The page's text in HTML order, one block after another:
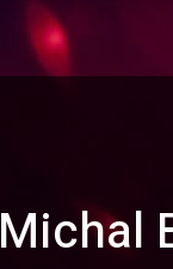
Michal